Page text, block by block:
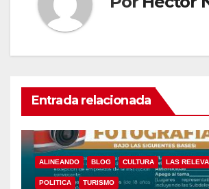
Entrada relacionada
ALINEANDO BLOG CULTURA LAS
POLITICA TURISMO